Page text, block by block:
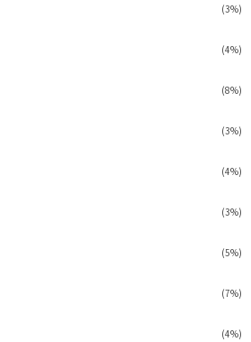
(3%)
(4%)
(8%)
(3%)
(4%)
(3%)
(5%)
(7%)
(4%)